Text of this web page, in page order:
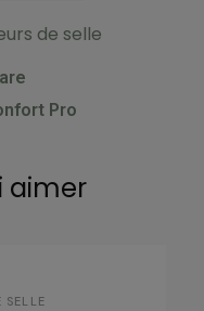
de selle
Pro
aimer
SELLE